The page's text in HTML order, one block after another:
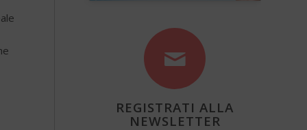
REGISTRATI ALLA
NEWSLETTER